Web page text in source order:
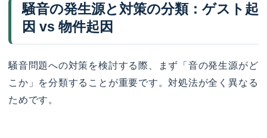
騒音の発生源と対策の分類：ゲスト起
因 vs 物件起因
騒音問題への対策を検討する際、まず「音の発生源がど
こか」を分類することが重要です。対処法が全く異なる
ためです。